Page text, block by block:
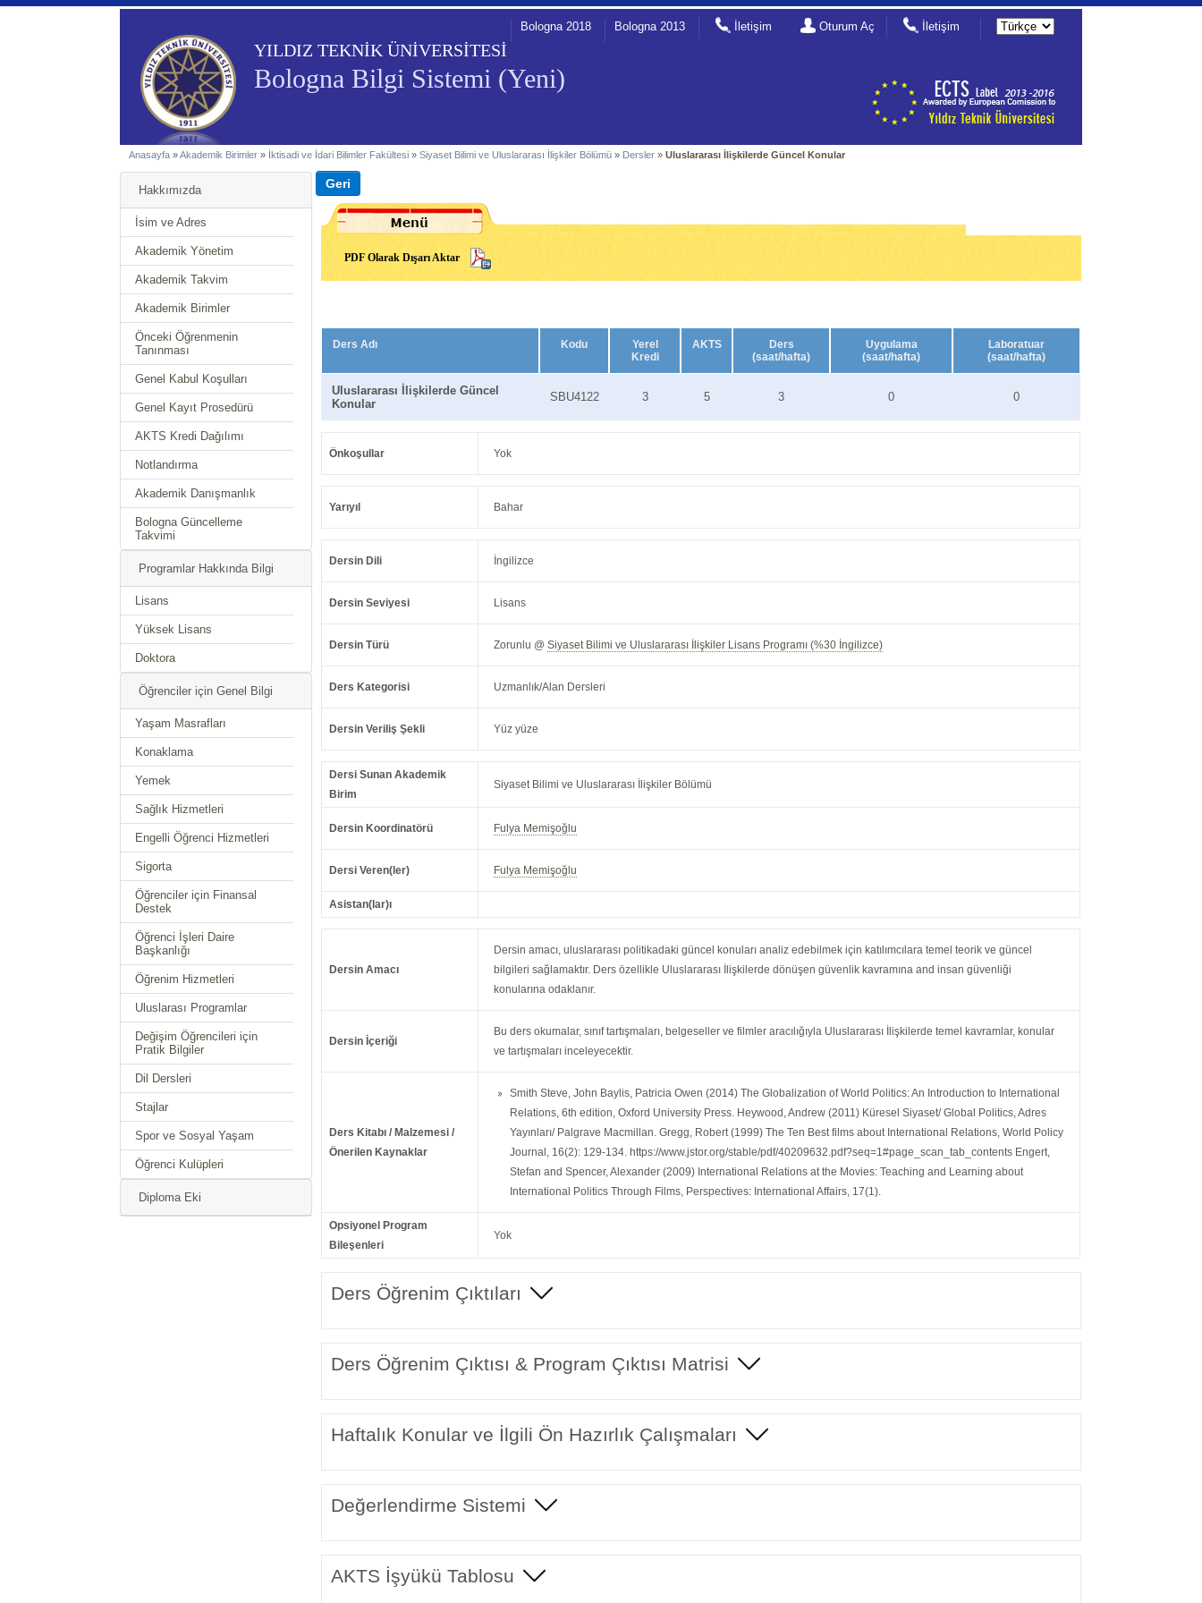
YILDIZ TEKNİK ÜNİVERSİTESİ
Bologna Bilgi Sistemi (Yeni)
Bologna 2018 Bologna 2013 İletişim Oturum Aç İletişim
Anasayfa »Akademik Birimler » İktisadi ve İdari Bilimler Fakültesi »Siyaset Bilimi ve Uluslararası İlişkiler Bölümü » Dersler »Uluslararası İlişkilerde Güncel Konular
Hakkımızda
İsim ve Adres
Akademik Yönetim
Akademik Takvim
Akademik Birimler
Önceki Öğrenmenin
Tanınması
Genel Kabul Koşulları
Genel Kayıt Prosedürü
AKTS Kredi Dağılımı
Notlandırma
Akademik Danışmanlık
Bologna Güncelleme
Takvimi
Programlar Hakkında Bilgi
Lisans
Yüksek Lisans
Doktora
Öğrenciler için Genel Bilgi
Yaşam Masrafları
Konaklama
Yemek
Sağlık Hizmetleri
Engelli Öğrenci Hizmetleri
Sigorta
Öğrenciler için Finansal
Destek
Öğrenci İşleri Daire
Başkanlığı
Öğrenim Hizmetleri
Uluslarası Programlar
Değişim Öğrencileri için
Pratik Bilgiler
Dil Dersleri
Stajlar
Spor ve Sosyal Yaşam
Öğrenci Kulüpleri
Diploma Eki
PDF Olarak Dışarı Aktar
Ders Adı Kodu
Yerel
Kredi
AKTS
Ders
(saat/hafta)
Uygulama
(saat/hafta)
Laboratuar
(saat/hafta)
Uluslararası İlişkilerde Güncel
Konular
SBU4122 3 5 3 0 0
Önkoşullar Yok
Yarıyıl Bahar
Dersin Dili İngilizce
Dersin Seviyesi Lisans
Dersin Türü Zorunlu @Siyaset Bilimi ve Uluslararası İlişkiler Lisans Programı (%30 İngilizce)
Ders Kategorisi Uzmanlık/Alan Dersleri
Dersin Veriliş Şekli Yüz yüze
Dersi Sunan Akademik
Birim
Siyaset Bilimi ve Uluslararası İlişkiler Bölümü
Dersin Koordinatörü Fulya Memişoğlu
Dersi Veren(ler) Fulya Memişoğlu
Asistan(lar)ı
Dersin Amacı
Dersin amacı, uluslararası politikadaki güncel konuları analiz edebilmek için katılımcılara temel teorik ve güncel
bilgileri sağlamaktır. Ders özellikle Uluslararası İlişkilerde dönüşen güvenlik kavramına and insan güvenliği
konularına odaklanır.
Dersin İçeriği
Bu ders okumalar, sınıf tartışmaları, belgeseller ve filmler aracılığıyla Uluslararası İlişkilerde temel kavramlar, konular
ve tartışmaları inceleyecektir.
Ders Kitabı / Malzemesi /
Önerilen Kaynaklar
Smith Steve, John Baylis, Patricia Owen (2014) The Globalization of World Politics: An Introduction to International
Relations, 6th edition, Oxford University Press. Heywood, Andrew (2011) Küresel Siyaset/ Global Politics, Adres
Yayınları/ Palgrave Macmillan. Gregg, Robert (1999) The Ten Best films about International Relations, World Policy
Journal, 16(2): 129-134. https://www.jstor.org/stable/pdf/40209632.pdf?seq=1#page_scan_tab_contents Engert,
Stefan and Spencer, Alexander (2009) International Relations at the Movies: Teaching and Learning about
International Politics Through Films, Perspectives: International Affairs, 17(1).
Opsiyonel Program
Bileşenleri
Yok
Ders Öğrenim Çıktıları
Ders Öğrenim Çıktısı & Program Çıktısı Matrisi
Haftalık Konular ve İlgili Ön Hazırlık Çalışmaları
Değerlendirme Sistemi
AKTS İşyükü Tablosu